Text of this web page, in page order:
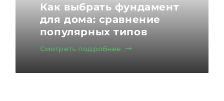
Как выбрать фундамент
для дома: сравнение
популярных типов
Смотреть подробнее